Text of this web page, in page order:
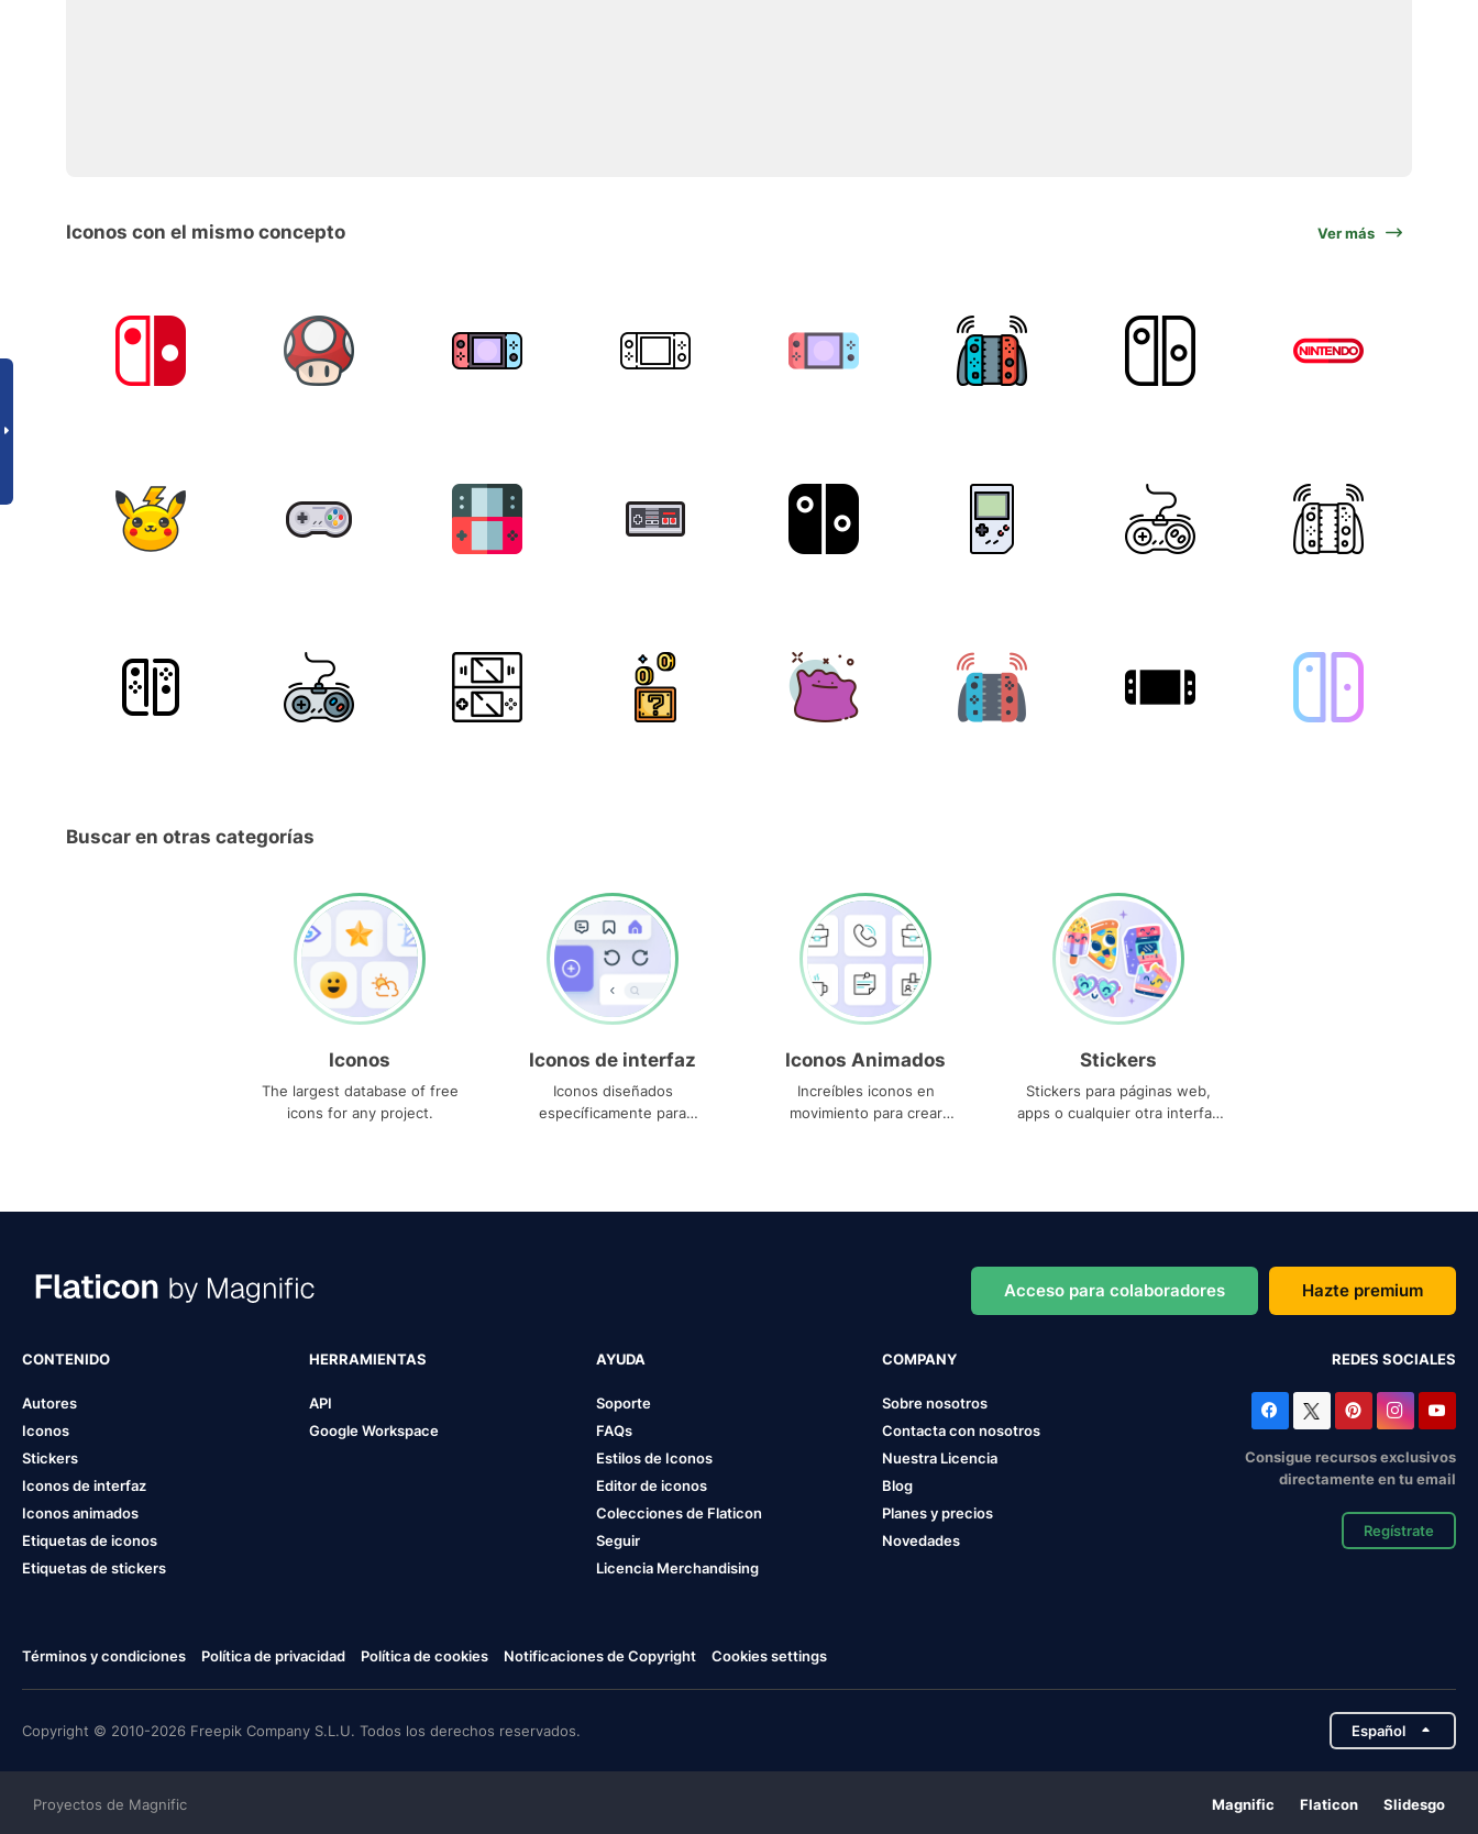
Iconos con el mismo concepto Ver más
Buscar en otras categorías
Iconos
The largest database of free
icons for any project.
Iconos de interfaz
Iconos diseñados
específicamente para
Iconos Animados
Increíbles iconos en
movimiento para crear
Stickers
Stickers para páginas web,
apps o cualquier otra interfaz
Acceso para colaboradores Hazte premium
CONTENIDO
Autores
Iconos
Stickers
Iconos de interfaz
Iconos animados
Etiquetas de iconos
Etiquetas de stickers
HERRAMIENTAS
API
Google Workspace
AYUDA
Soporte
FAQs
Estilos de Iconos
Editor de iconos
Colecciones de Flaticon
Seguir
Licencia Merchandising
COMPANY
Sobre nosotros
Contacta con nosotros
Nuestra Licencia
Blog
Planes y precios
Novedades
REDES SOCIALES
Consigue recursos exclusivos
directamente en tu email
Regístrate
Términos y condiciones Política de privacidad Política de cookies Notificaciones de Copyright Cookies settings
Copyright © 2010-2026 Freepik Company S.L.U. Todos los derechos reservados. Español
Proyectos de Magnific Magnific Flaticon Slidesgo